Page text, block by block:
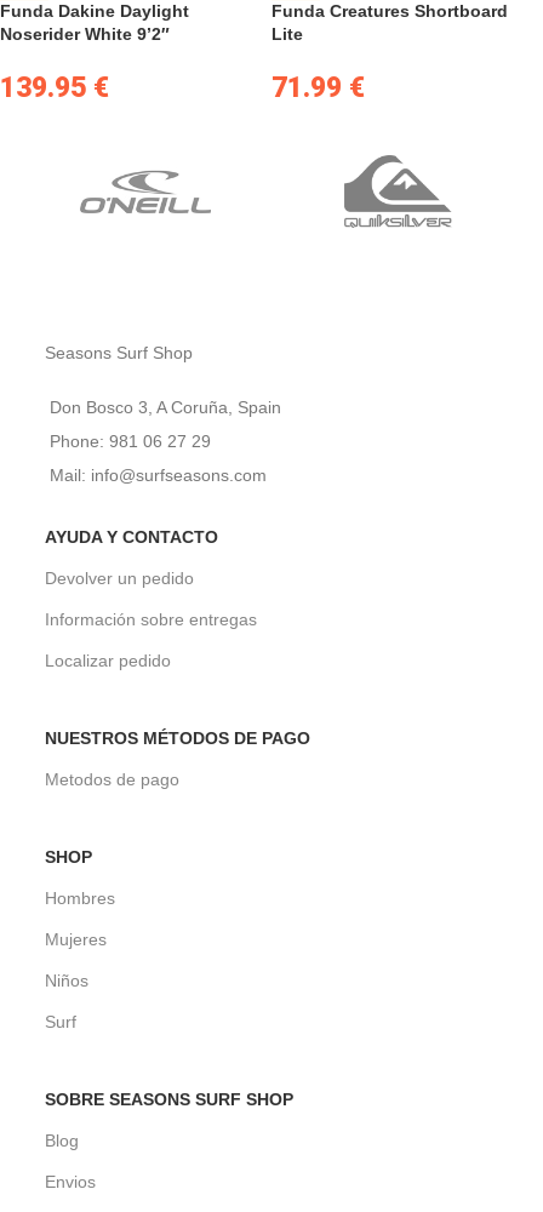
Funda Dakine Daylight
Noserider White 9’2″
139.95 €
Funda Creatures Shortboard
Lite
71.99 €
Seasons Surf Shop
Don Bosco 3, A Coruña, Spain
Phone: 981 06 27 29
Mail: info@surfseasons.com
AYUDA Y CONTACTO
Devolver un pedido
Información sobre entregas
Localizar pedido
NUESTROS MÉTODOS DE PAGO
Metodos de pago
SHOP
Hombres
Mujeres
Niños
Surf
SOBRE SEASONS SURF SHOP
Blog
Envios